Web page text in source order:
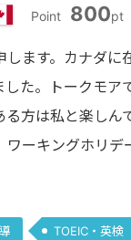
Point 800pt
します。カナダ
した。トークモ
る方は私と楽し
ワーキングホリ
TOEIC・英検